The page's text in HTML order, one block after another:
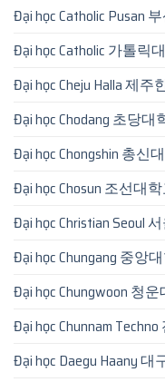
Đại học Catholic Pusan
Đại học Catholic 가톨릭
Đại học Cheju Halla 제주
Đại học Chodang 초당대
Đại học Chongshin 총신
Đại học Chosun 조선대
Đại học Christian Seoul
Đại học Chungang 중앙
Đại học Chungwoon 청
Đại học Chunnam
Đại học Daegu Haany